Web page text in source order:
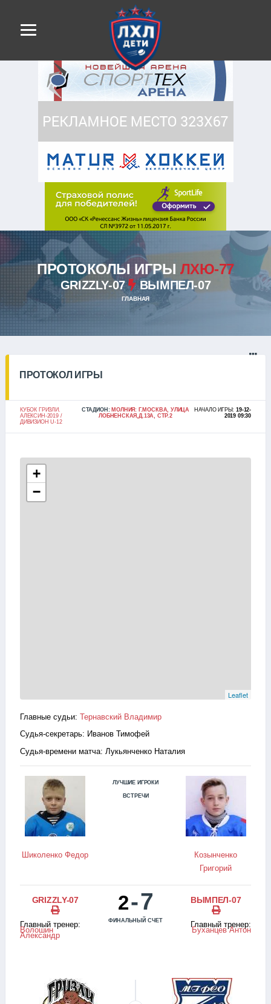
ПРОТОКОЛЫ ИГРЫ ЛХЮ-77
GRIZZLY-07 ВЫМПЕЛ-07
ГЛАВНАЯ
ПРОТОКОЛ ИГРЫ
КУБОК ГРИЗЛИ.
АЛЕКСИН-2019 /
ДИВИЗИОН U-12
СТАДИОН: МОЛНИЯ: Г.МОСКВА, УЛИЦА
ЛОБНЕНСКАЯ,Д.13А, СТР.2
НАЧАЛО ИГРЫ:19-12-
2019 09:30
+
−
Leaflet
Главные судьи: Тернавский Владимир
Судья-секретарь: Иванов Тимофей
Судья-времени матча: Лукьянченко Наталия
Шиколенко Федор
ЛУЧШИЕ ИГРОКИ
ВСТРЕЧИ
Козынченко
Григорий
GRIZZLY-07
Главный тренер:
Волошин
Александр
2-7
ФИНАЛЬНЫЙ СЧЕТ
ВЫМПЕЛ-07
Главный тренер:
Буханцев Антон